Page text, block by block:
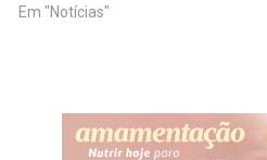
Em "Notícias"